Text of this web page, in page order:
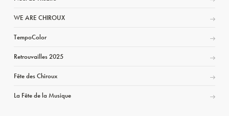
WE ARE CHIROUX
TempoColor
Retrouvailles 2025
Fête des Chiroux
La Fête de la Musique